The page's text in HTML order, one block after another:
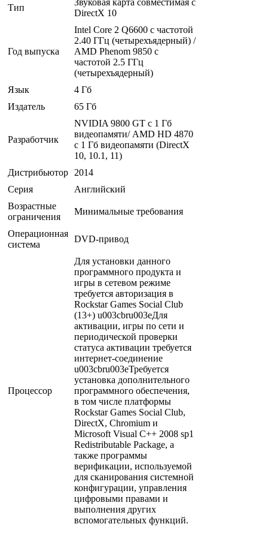
Тип
Звуковая карта совместимая с
DirectX 10
Год выпуска
Intel Core 2 Q6600 с частотой
2.40 ГГц (четырехъядерный) /
AMD Phenom 9850 с
частотой 2.5 ГГц
(четырехъядерный)
Язык
4 Гб
Издатель
65 Гб
Разработчик
NVIDIA 9800 GT c 1 Гб
видеопамяти/ AMD HD 4870
с 1 Гб видеопамяти (DirectX
10, 10.1, 11)
Дистрибьютор 2014
Серия
Английский
Возрастные
ограничения
Минимальные требования
Операционная
система
DVD-привод
Процессор
Для установки данного
программного продукта и
игры в сетевом режиме
требуется авторизация в
Rockstar Games Social Club
(13+) u003cbru003eДля
активации, игры по сети и
периодической проверки
статуса активации требуется
интернет-соединение
u003cbru003eТребуется
установка дополнительного
программного обеспечения,
в том числе платформы
Rockstar Games Social Club,
DirectX, Chromium и
Microsoft Visual C++ 2008 sp1
Redistributable Package, а
также программы
верификации, используемой
для сканирования системной
конфигурации, управления
цифровыми правами и
выполнения других
вспомогательных функций.